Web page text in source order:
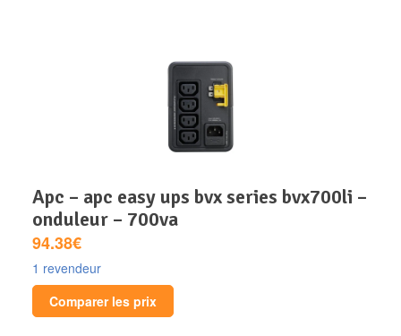
apc – apc easy ups bvx series bvx700li –
onduleur – 700va
94.38€
1 revendeur
Comparer les prix